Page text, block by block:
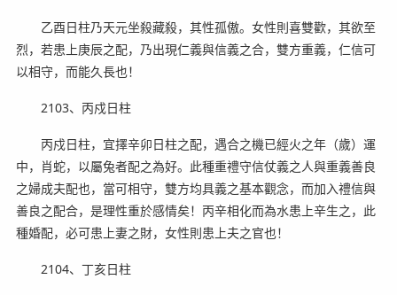
乙酉日柱乃天元坐殺藏殺，其性孤傲。女性則喜雙歡，其欲至
烈，若患上庚辰之配，乃出現仁義與信義之合，雙方重義，仁信可
以相守，而能久長也！
2103、丙戍日柱
丙戍日柱，宜擇辛卯日柱之配，遇合之機已經火之年（歲）運
中，肖蛇，以屬兔者配之為好。此種重禮守信仗義之人與重義善良
之婦成夫配也，當可相守，雙方均具義之基本觀念，而加入禮信與
善良之配合，是理性重於感情矣！丙辛相化而為水患上辛生之，此
種婚配，必可患上妻之財，女性則患上夫之官也！
2104、丁亥日柱